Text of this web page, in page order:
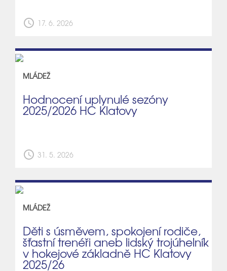
schedule 17. 6. 2026
MLÁDEŽ
Hodnocení uplynulé sezóny
2025/2026 HC Klatovy
schedule 31. 5. 2026
MLÁDEŽ
Děti s úsměvem, spokojení rodiče,
šťastní trenéři aneb lidský trojúhelník
v hokejové základně HC Klatovy
2025/26